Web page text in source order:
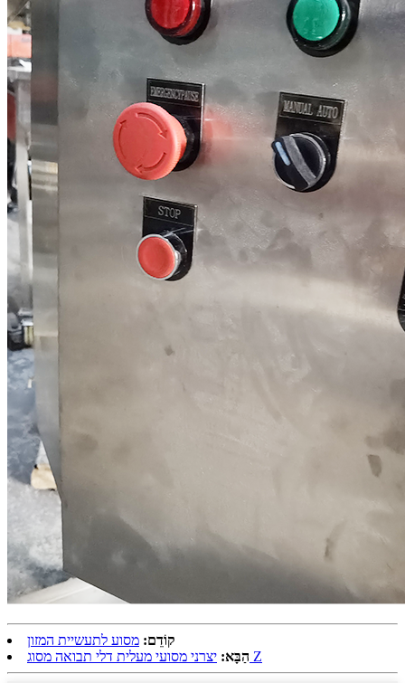
קוֹדֵם: מסוע לתעשיית המזון
הַבָּא: יצרני מסועי מעלית דלי תבואה מסוג Z